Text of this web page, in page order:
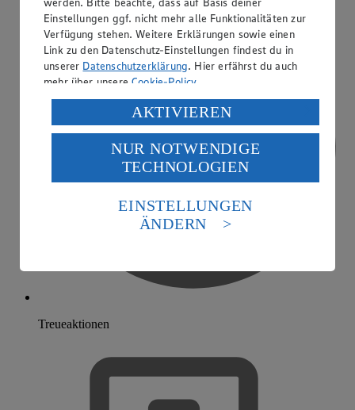
Treueaktionen
Einstellungen ggf. nicht mehr alle Funktionalitäten zur
Verfügung stehen. Weitere Erklärungen sowie einen
Link zu den Datenschutz-Einstellungen findest du in
unserer Datenschutzerklärung. Hier erfährst du auch
mehr über unsereCookie-Policy.
Verarbeitung deiner personenbezogenen Daten in den
USA durch Facebook und YouTube:
Wenn du auf „Aktivieren“ klickst, willigst du im Sinne
des Art. 49 Abs. 1 Satz 1 lit. a) DSGVO ein, dass deine
Daten in den USA verarbeitet werden. Der EuGH sieht
die USA als Land mit einem nach europäischen
Standards nicht angemessenen Datenschutzniveau an.
Es besteht das Risiko eines Zugriffs durch US-
Informationen zum Herausgeber der Seite findest du
AKTIVIEREN
NUR NOTWENDIGE
TECHNOLOGIEN
EINSTELLUNGEN
ÄNDERN